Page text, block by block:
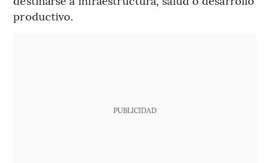
productivo.
PUBLICIDAD